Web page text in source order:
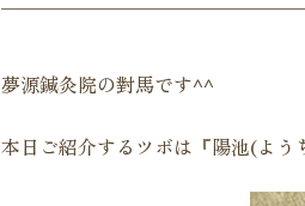
夢源鍼灸院の對馬です^^
本日ご紹介するツボは『陽池(よう